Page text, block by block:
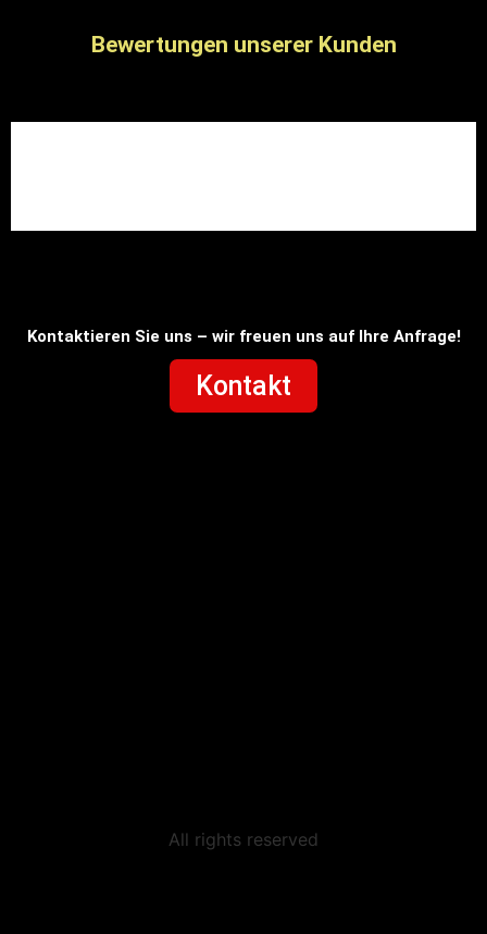
Bewertungen unserer Kunden
Kontaktieren Sie uns – wir freuen uns auf Ihre Anfrage!
Kontakt
All rights reserved